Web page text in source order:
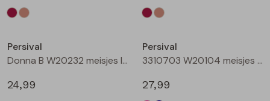
Persival
Donna B W20232 meisjes lange broek Wijnrood
24,99
Persival
3310703 W20104 meisjes Jurk Cerise
27,99